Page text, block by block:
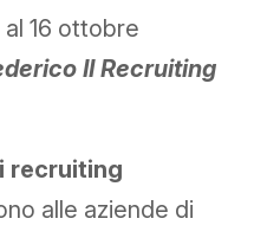
al 16 ottobre
II Recruiting
recruiting
alle aziende di